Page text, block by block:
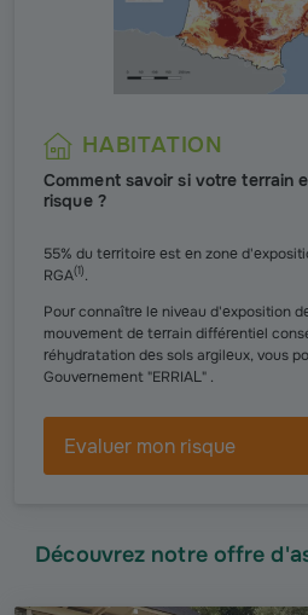
HABITATION
Comment savoir si votre terrain
risque ?
55% du territoire est en zone
RGA(1).
Pour connaître le niveau d'exposition
mouvement de terrain différentiel
réhydratation des sols argileux, vous
Gouvernement "ERRIAL" .
Evaluer mon risque
Découvrez notre offre